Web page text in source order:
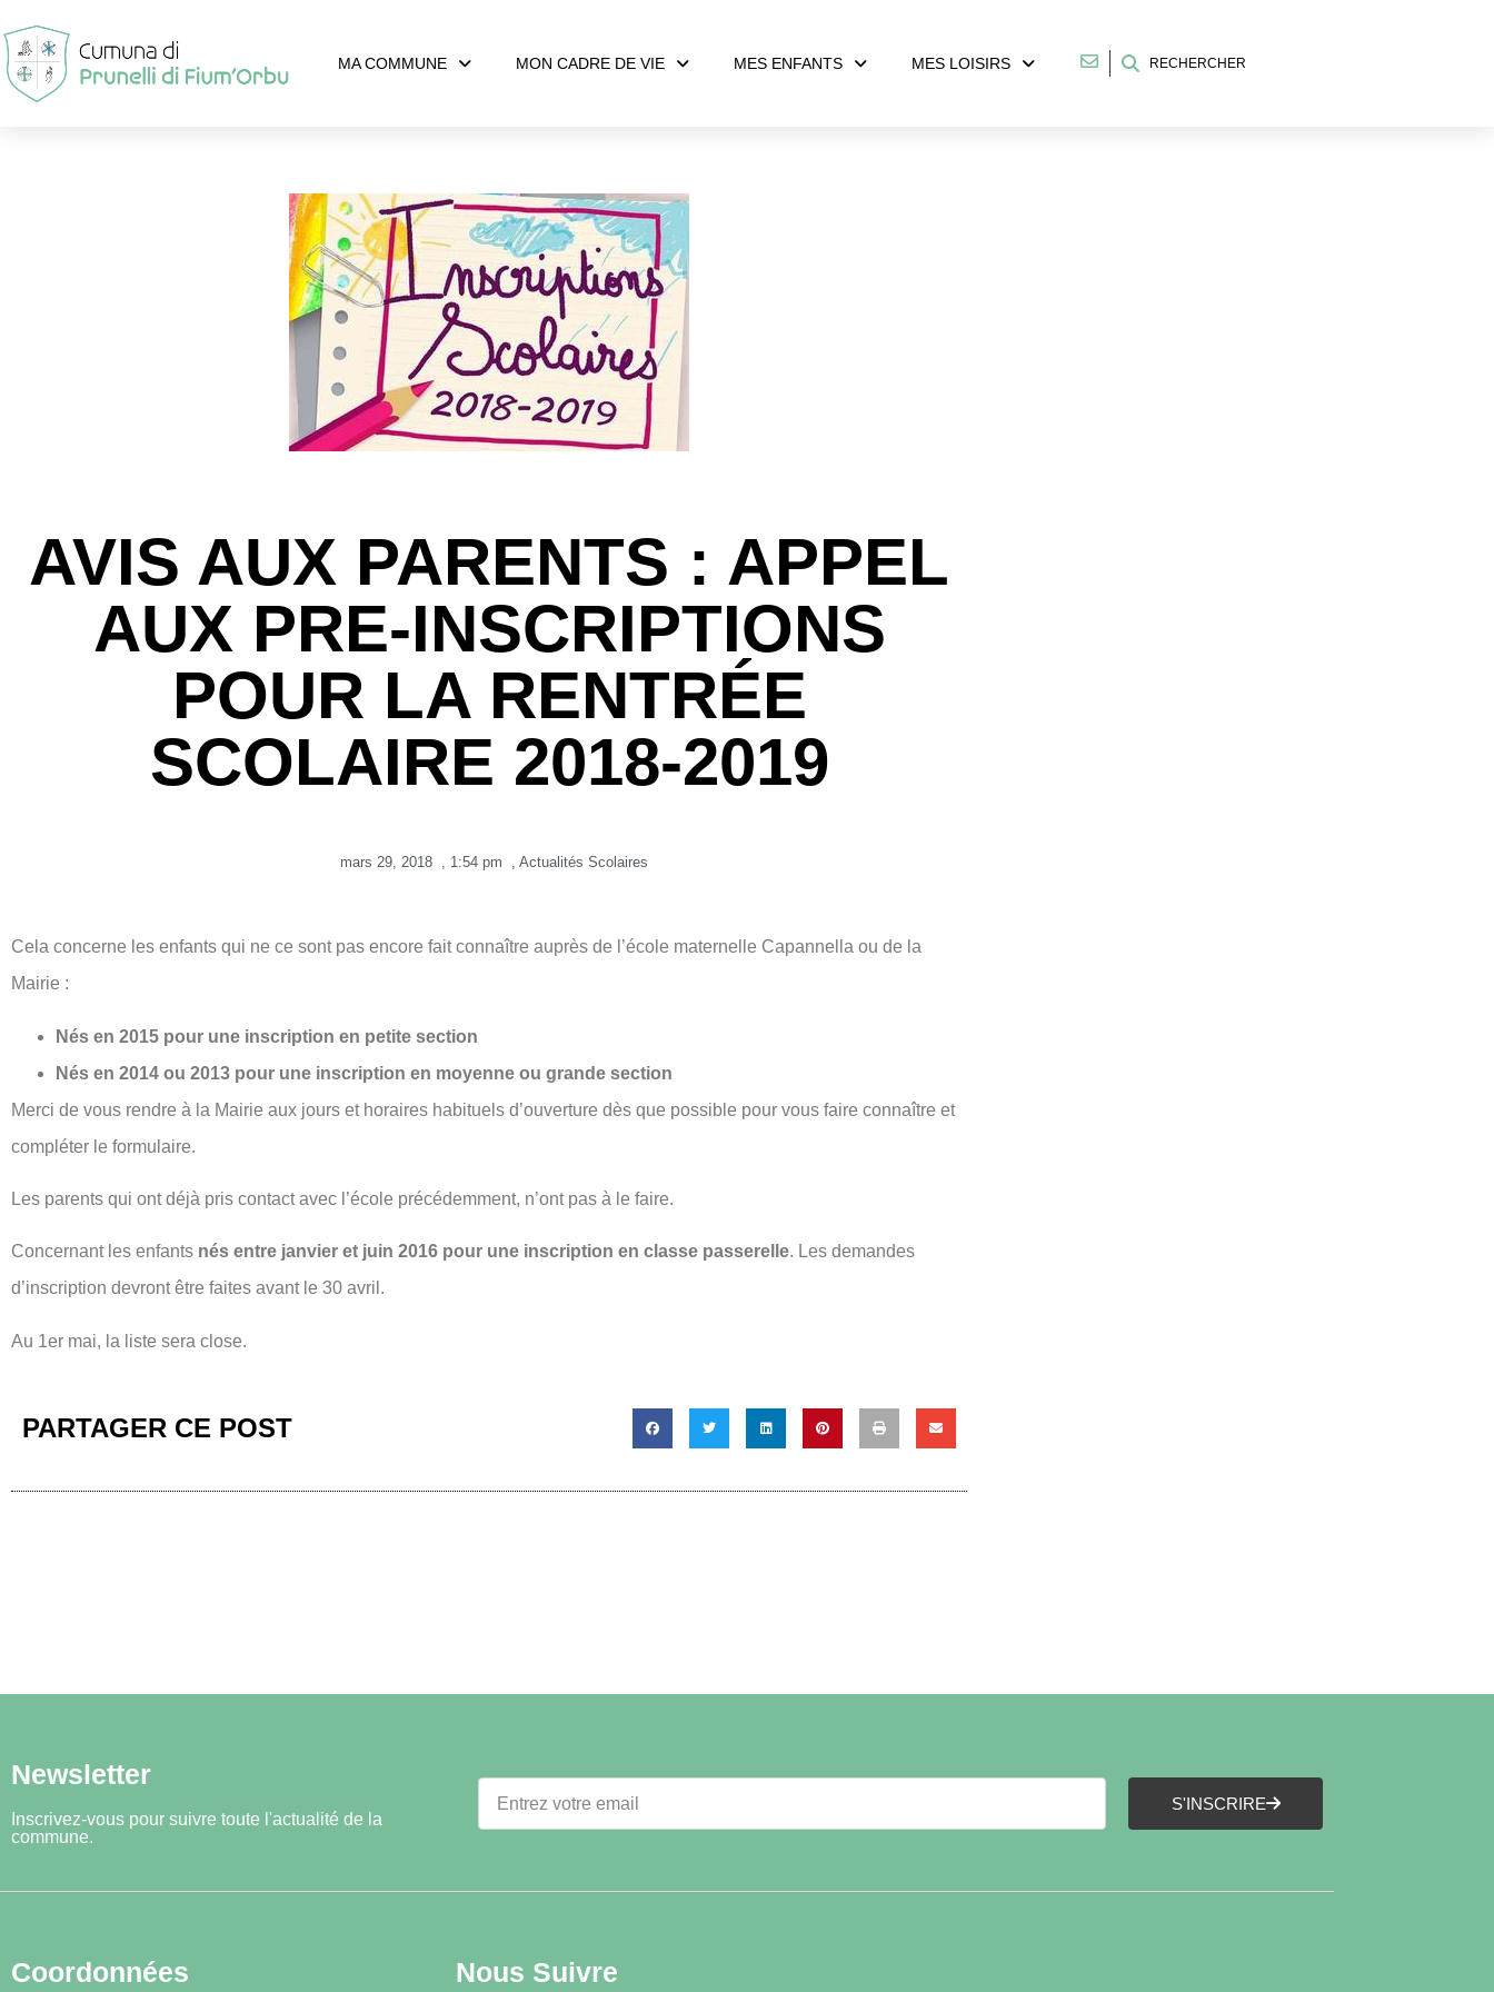
MA COMMUNE MON CADRE DE VIE MES ENFANTS MES LOISIRS RECHERCHER
AVIS AUX PARENTS : APPEL
AUX PRE-INSCRIPTIONS
POUR LA RENTRÉE
SCOLAIRE 2018-2019
mars 29, 2018 , 1:54 pm , Actualités Scolaires
Cela concerne les enfants qui ne ce sont pas encore fait connaître auprès de l’école maternelle Capannella ou de la
Mairie :
Nés en 2015 pour une inscription en petite section
Nés en 2014 ou 2013 pour une inscription en moyenne ou grande section
Merci de vous rendre à la Mairie aux jours et horaires habituels d’ouverture dès que possible pour vous faire connaître et
compléter le formulaire.
Les parents qui ont déjà pris contact avec l’école précédemment, n’ont pas à le faire.
Concernant les enfants nés entre janvier et juin 2016 pour une inscription en classe passerelle. Les demandes
d’inscription devront être faites avant le 30 avril.
Au 1er mai, la liste sera close.
PARTAGER CE POST
Newsletter
Inscrivez-vous pour suivre toute l'actualité de la
commune.
S'INSCRIRE
Coordonnées Nous Suivre